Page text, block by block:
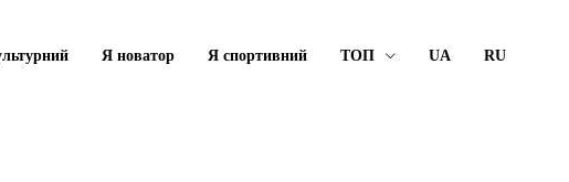
Я новатор Я спортивний ТОП UA RU